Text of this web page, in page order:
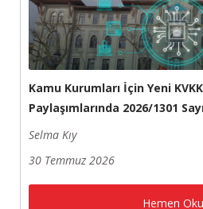
Kamu Kurumları İçin Yeni
Paylaşımlarında 2026/1301
Selma Kıy
30 Temmuz 2026
Hemen Oku